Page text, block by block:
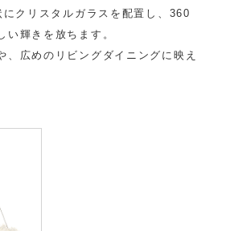
クリスタルガラスを配置し、360
い輝きを放ちます。
、広めのリビングダイニングに映え